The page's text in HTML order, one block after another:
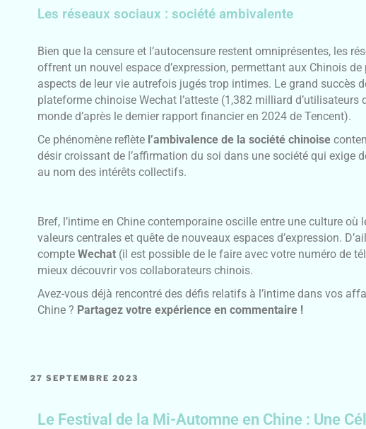
Les réseaux sociaux : société ambivalente
Bien que la censure et l’autocensure restent omniprésentes, les
offrent un nouvel espace d’expression, permettant aux Chinois de
aspects de leur vie autrefois jugés trop intimes. Le grand succès
plateforme chinoise Wechat l’atteste (1,382 milliard d’utilisateurs
monde d’après le dernier rapport financier en 2024 de Tencent).
Ce phénomène reflète l’ambivalence de la société chinoise
désir croissant de l’affirmation du soi dans une société qui exige
au nom des intérêts collectifs.
Bref, l’intime en Chine contemporaine oscille entre une culture
valeurs centrales et quête de nouveaux espaces d’expression.
compte Wechat(il est possible de le faire avec votre numéro de
mieux découvrir vos collaborateurs chinois.
Avez-vous déjà rencontré des défis relatifs à l’intime dans vos
Chine ? Partagez votre expérience en commentaire !
27 SEPTEMBRE 2023
Le Festival de la Mi-Automne en Chine : Une